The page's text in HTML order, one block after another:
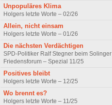
Unpopuläres Klima
Holgers letzte Worte – 02/26
Allein, nicht einsam
Holgers letzte Worte – 01/26
Die nächsten Verdächtigen
SPD-Politiker Ralf Stegner beim Solinger
Friedensforum – Spezial 11/25
Positives bleibt
Holgers letzte Worte – 12/25
Wo brennt es?
Holgers letzte Worte – 11/25